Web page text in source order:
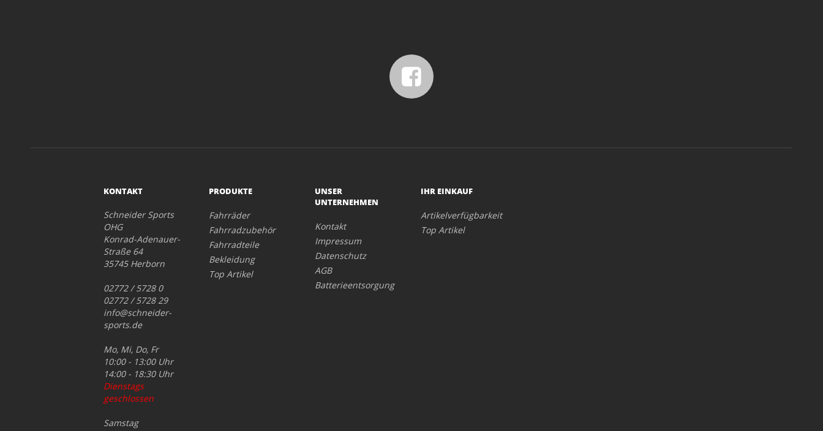
KONTAKT
Schneider Sports
OHG
Konrad-Adenauer-
Straße 64
35745 Herborn
02772 / 5728 0
02772 / 5728 29
info@schneider-
sports.de
Mo, Mi, Do, Fr
10:00 - 13:00 Uhr
14:00 - 18:30 Uhr
Dienstags
geschlossen
Samstag
PRODUKTE
Fahrräder
Fahrradzubehör
Fahrradteile
Bekleidung
Top Artikel
UNSER
UNTERNEHMEN
Kontakt
Impressum
Datenschutz
AGB
Batterieentsorgung
IHR EINKAUF
Artikelverfügbarkeit
Top Artikel